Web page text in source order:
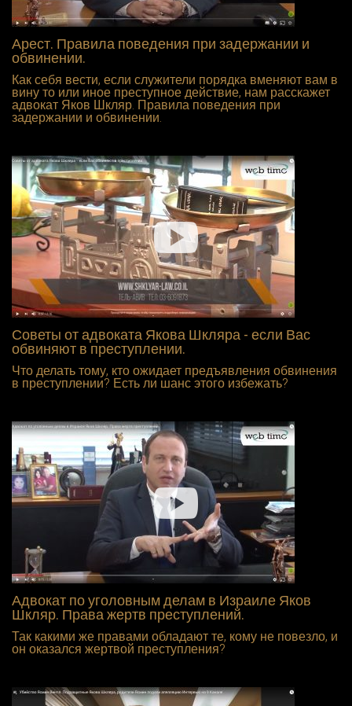
Арест. Правила поведения при задержании и
обвинении.
Как себя вести, если служители порядка вменяют вам в
вину то или иное преступное действие, нам расскажет
адвокат Яков Шкляр. Правила поведения при
задержании и обвинении.
Советы от адвоката Якова Шкляра - если Вас
обвиняют в преступлении.
Что делать тому, кто ожидает предъявления обвинения
в преступлении? Есть ли шанс этого избежать?
Адвокат по уголовным делам в Израиле Яков
Шкляр. Права жертв преступлений.
Так какими же правами обладают те, кому не повезло, и
он оказался жертвой преступления?